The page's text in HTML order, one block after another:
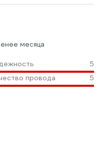
месяца
5
провода
5